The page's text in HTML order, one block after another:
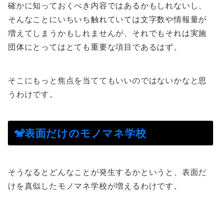
確かに知っておくべき内容ではあるかもしれないし、
そんなことにいちいち触れていては文字数や情報量が
増えてしまうかもしれませんが、それでもそれは実施
団体にとってはとても重要な項目であるはず。
そこにもっと焦点を当ててもいいのではないかなと思
うわけです。
🐒表面だけのモノマネ学校
そうなるとどんなことが発生するかというと、表面だ
けを真似したモノマネ学校が増えるわけです。